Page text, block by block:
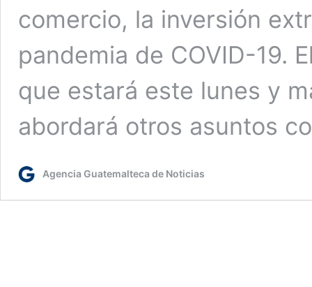
comercio, la inversión
pandemia de COVID-19.
que estará este lunes y
abordará otros asuntos
Agencia Guatemalteca de Noticias